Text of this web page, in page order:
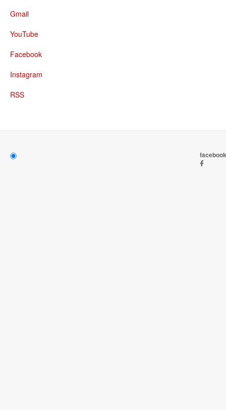
Gmail
YouTube
Facebook
Instagram
RSS
facebook